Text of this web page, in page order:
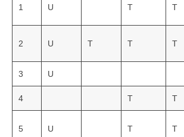
1 U T T
2 U T T T
3 U
4 T T
5 U T T